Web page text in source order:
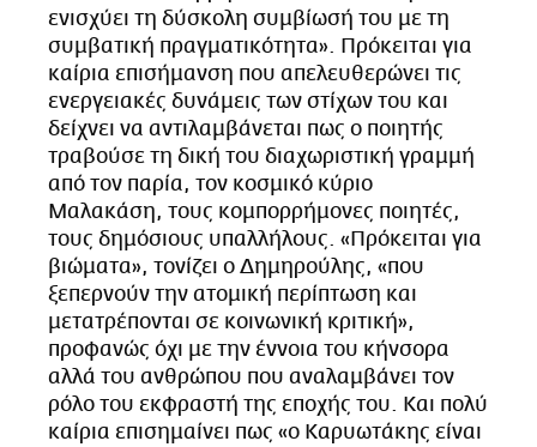
ενισχύει τη δύσκολη συμβίωσή του με τη
συμβατική πραγματικότητα». Πρόκειται για
καίρια επισήμανση που απελευθερώνει τις
ενεργειακές δυνάμεις των στίχων του και
δείχνει να αντιλαμβάνεται πως ο ποιητής
τραβούσε τη δική του διαχωριστική γραμμή
από τον παρία, τον κοσμικό κύριο
Μαλακάση, τους κομπορρήμονες ποιητές,
τους δημόσιους υπαλλήλους. «Πρόκειται για
βιώματα», τονίζει ο Δημηρούλης, «που
ξεπερνούν την ατομική περίπτωση και
μετατρέπονται σε κοινωνική κριτική»,
προφανώς όχι με την έννοια του κήνσορα
αλλά του ανθρώπου που αναλαμβάνει τον
ρόλο του εκφραστή της εποχής του. Και πολύ
καίρια επισημαίνει πως «ο Καρυωτάκης είναι